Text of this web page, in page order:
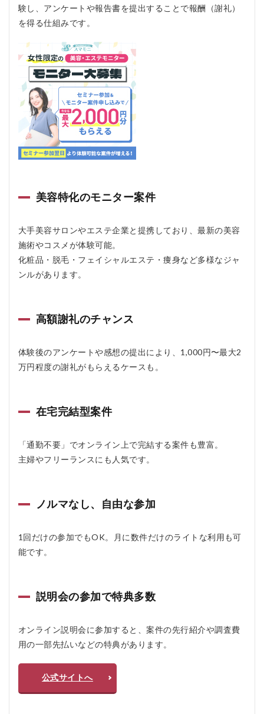
1.5
説明
参加
で特
典多
数
2
スマ
モニ
の口
コ
ミ、
評判
スマ
モニ
い口
コミ
スマ
モニ
3
モニ
金
スマ
リッ
ト、
デメ
4.1
デメ
5
モ
ニ
お
め
験し、アンケートや報告書を提出することで報酬（謝礼）
を得る仕組みです。
美容特化のモニター案件
大手美容サロンやエステ企業と提携しており、最新の美容
施術やコスメが体験可能。
化粧品・脱毛・フェイシャルエステ・痩身など多様なジャ
ンルがあります。
高額謝礼のチャンス
体験後のアンケートや感想の提出により、1,000円〜最大2
万円程度の謝礼がもらえるケースも。
在宅完結型案件
「通勤不要」でオンライン上で完結する案件も豊富。
主婦やフリーランスにも人気です。
ノルマなし、自由な参加
1回だけの参加でもOK。月に数件だけのライトな利用も可
能です。
説明会の参加で特典多数
オンライン説明会に参加すると、案件の先行紹介や調査費
用の一部先払いなどの特典があります。
公式サイトへ